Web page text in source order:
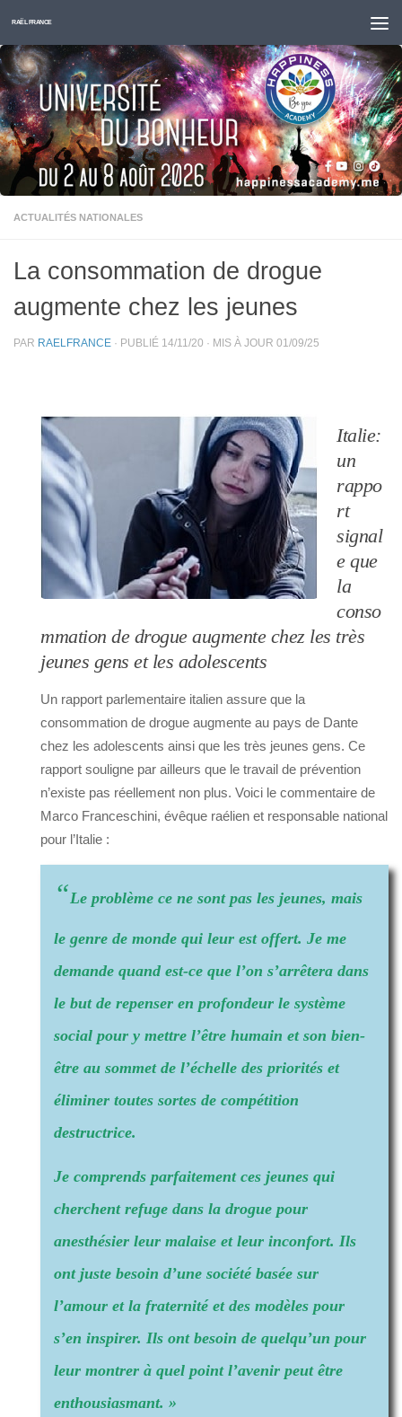
Skip to content
RAËL FRANCE
ACTUALITÉS NATIONALES
La consommation de drogue
augmente chez les jeunes
PAR RAELFRANCE · PUBLIÉ 14/11/20 · MIS À JOUR 01/09/25
Italie:
un
rappo
rt
signal
e que
la
conso
mmation de drogue augmente chez les très
jeunes gens et les adolescents
Un rapport parlementaire italien assure que la
consommation de drogue augmente au pays de Dante
chez les adolescents ainsi que les très jeunes gens. Ce
rapport souligne par ailleurs que le travail de prévention
n’existe pas réellement non plus. Voici le commentaire de
Marco Franceschini, évêque raélien et responsable national
pour l’Italie :
“Le problème ce ne sont pas les jeunes, mais
le genre de monde qui leur est offert. Je me
demande quand est-ce que l’on s’arrêtera dans
le but de repenser en profondeur le système
social pour y mettre l’être humain et son bien-
être au sommet de l’échelle des priorités et
éliminer toutes sortes de compétition
destructrice.
Je comprends parfaitement ces jeunes qui
cherchent refuge dans la drogue pour
anesthésier leur malaise et leur inconfort. Ils
ont juste besoin d’une société basée sur
l’amour et la fraternité et des modèles pour
s’en inspirer. Ils ont besoin de quelqu’un pour
leur montrer à quel point l’avenir peut être
enthousiasmant. »